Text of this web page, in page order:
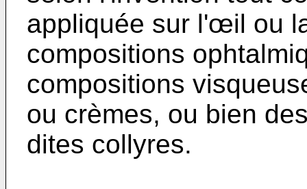
appliquée sur l'œil ou
compositions
compositions
ou crèmes, ou bien
dites collyres.